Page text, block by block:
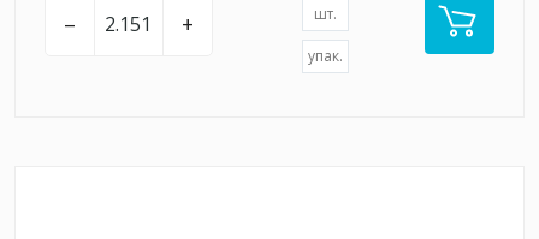
– + шт.
упак.